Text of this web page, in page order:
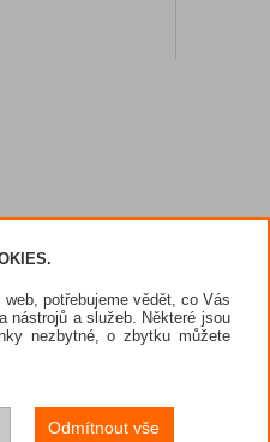
potřebujeme vědět, co Vás
nástrojů a služeb. Některé jsou
nezbytné, o zbytku můžete
Odmítnout vše